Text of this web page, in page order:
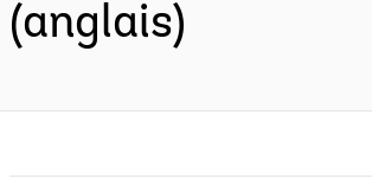
(anglais)